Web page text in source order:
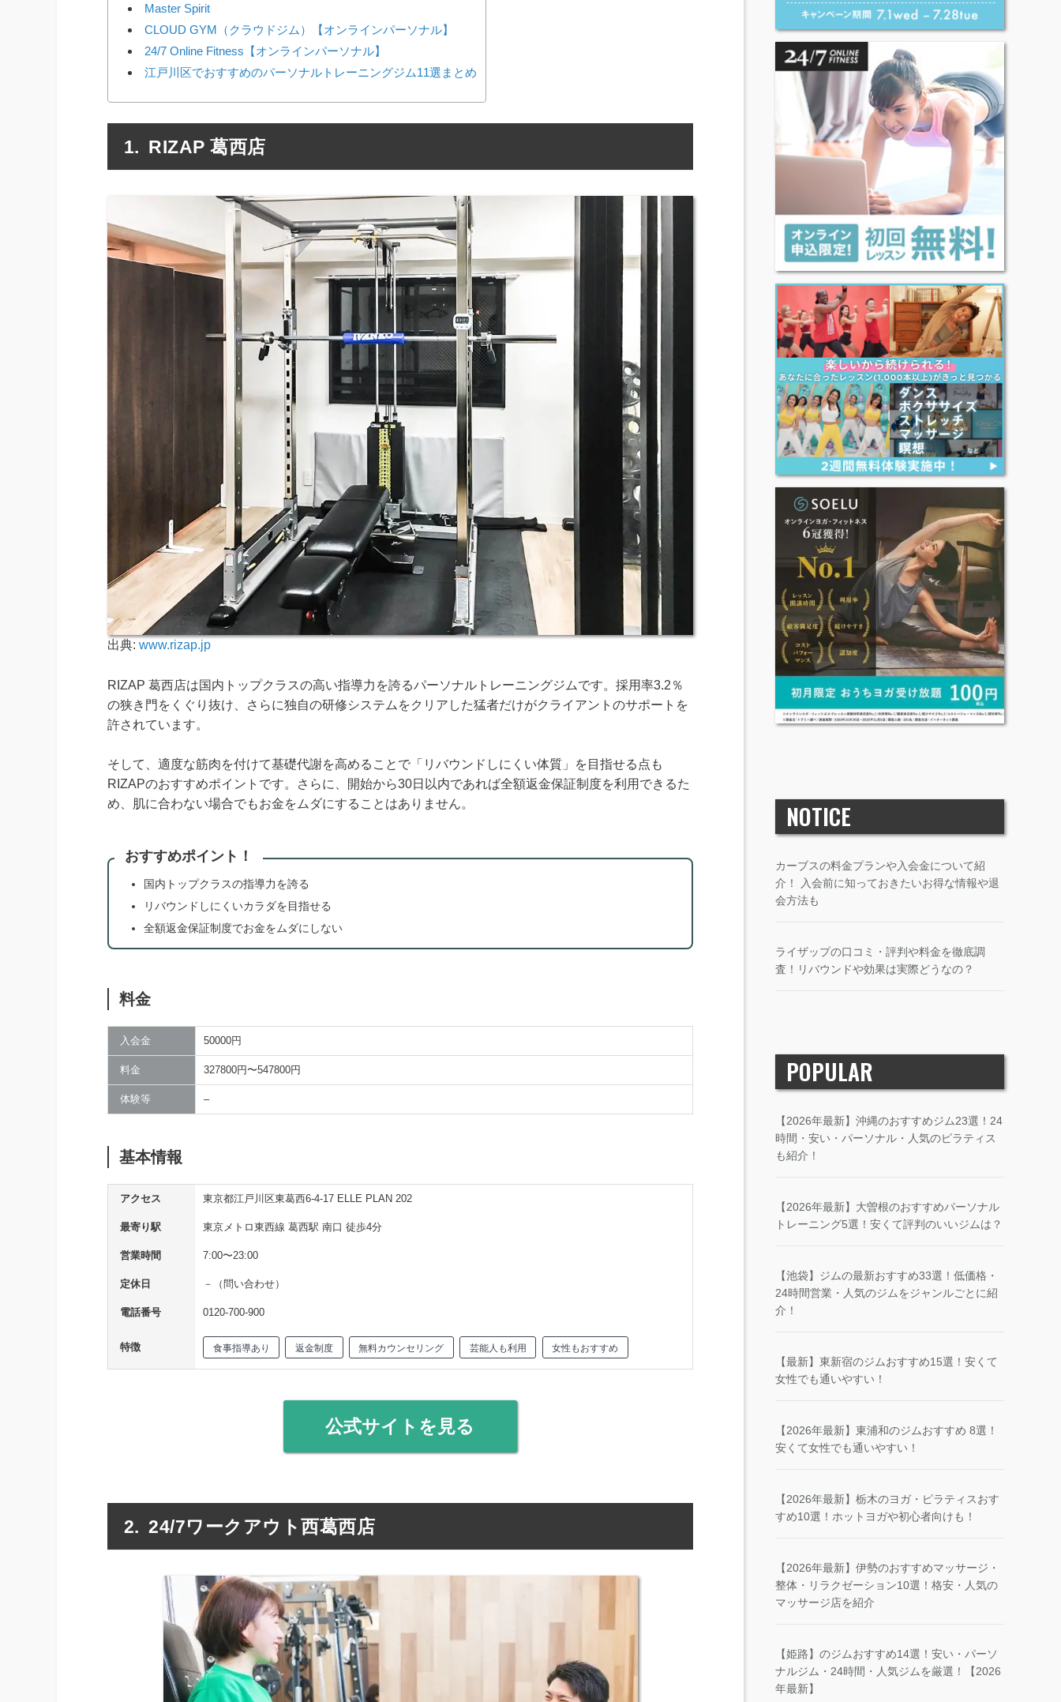
Master Spirit
CLOUD GYM（クラウドジム）【オンラインパーソナル】
24/7 Online Fitness【オンラインパーソナル】
江戸川区でおすすめのパーソナルトレーニングジム11選まとめ
RIZAP 葛西店
出典: www.rizap.jp
RIZAP 葛西店は国内トップクラスの高い指導力を誇るパーソナルトレーニングジムです。採用率3.2％
の狭き門をくぐり抜け、さらに独自の研修システムをクリアした猛者だけがクライアントのサポートを
許されています。
そして、適度な筋肉を付けて基礎代謝を高めることで「リバウンドしにくい体質」を目指せる点も
RIZAPのおすすめポイントです。さらに、開始から30日以内であれば全額返金保証制度を利用できるた
め、肌に合わない場合でもお金をムダにすることはありません。
おすすめポイント！
国内トップクラスの指導力を誇る
リバウンドしにくいカラダを目指せる
全額返金保証制度でお金をムダにしない
料金
入会金 50000円
料金 327800円〜547800円
体験等 –
基本情報
アクセス 東京都江戸川区東葛西6-4-17 ELLE PLAN 202
最寄り駅 東京メトロ東西線 葛西駅 南口 徒歩4分
営業時間 7:00〜23:00
定休日 －（問い合わせ）
電話番号 0120-700-900
特徴 食事指導あり 返金制度 無料カウンセリング 芸能人も利用 女性もおすすめ
公式サイトを見る
24/7ワークアウト西葛西店
NOTICE
カーブスの料金プランや入会金について紹
介！ 入会前に知っておきたいお得な情報や退
会方法も
ライザップの口コミ・評判や料金を徹底調
査！リバウンドや効果は実際どうなの？
POPULAR
【2026年最新】沖縄のおすすめジム23選！24
時間・安い・パーソナル・人気のピラティス
も紹介！
【2026年最新】大曽根のおすすめパーソナル
トレーニング5選！安くて評判のいいジムは？
【池袋】ジムの最新おすすめ33選！低価格・
24時間営業・人気のジムをジャンルごとに紹
介！
【最新】東新宿のジムおすすめ15選！安くて
女性でも通いやすい！
【2026年最新】東浦和のジムおすすめ 8選！
安くて女性でも通いやすい！
【2026年最新】栃木のヨガ・ピラティスおす
すめ10選！ホットヨガや初心者向けも！
【2026年最新】伊勢のおすすめマッサージ・
整体・リラクゼーション10選！格安・人気の
マッサージ店を紹介
【姫路】のジムおすすめ14選！安い・パーソ
ナルジム・24時間・人気ジムを厳選！【2026
年最新】